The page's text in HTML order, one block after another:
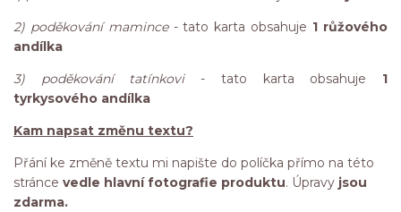
2) poděkování mamince- tato karta obsahuje 1 růžového
andílka
3) poděkování tatínkovi- tato karta obsahuje 1
tyrkysového andílka
Kam napsat změnu textu?
Přání ke změně textu mi napište do políčka přímo na této
stránce vedle hlavní fotografie produktu. Úpravy jsou
zdarma.